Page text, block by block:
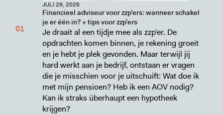
JULI 29, 2026
Financieel adviseur voor zzp’ers: wanneer schakel
je er één in? + tips voor zzp’ers
Je draait al een tijdje mee als zzp’er. De
opdrachten komen binnen, je rekening groeit
en je hebt je plek gevonden. Maar terwijl jij
hard werkt aan je bedrijf, ontstaan er vragen
die je misschien voor je uitschuift: Wat doe ik
met mijn pensioen? Heb ik een AOV nodig?
Kan ik straks überhaupt een hypotheek
krijgen?